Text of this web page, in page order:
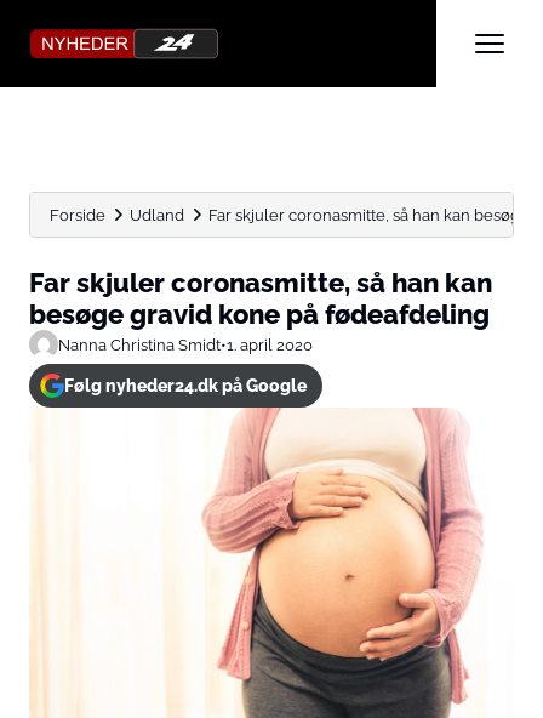
Forside Udland Far skjuler coronasmitte, så han kan besøge
Far skjuler coronasmitte, så han kan
besøge gravid kone på fødeafdeling
Nanna Christina Smidt•1. april 2020
Følg nyheder24.dk på Google